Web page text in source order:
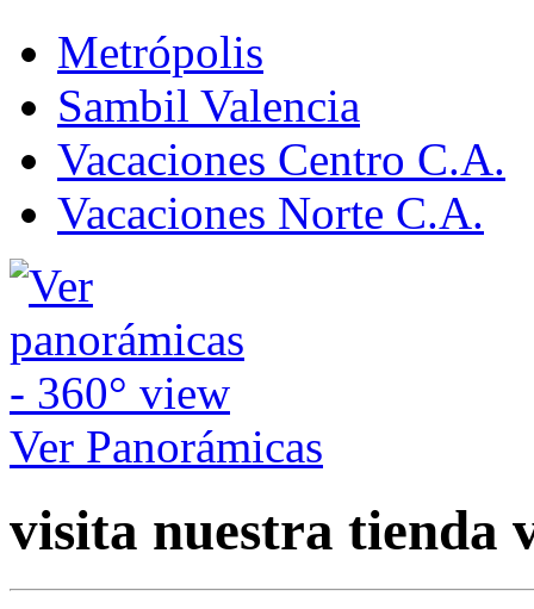
Metrópolis
Sambil Valencia
Vacaciones Centro C.A.
Vacaciones Norte C.A.
Ver Panorámicas
visita nuestra tienda